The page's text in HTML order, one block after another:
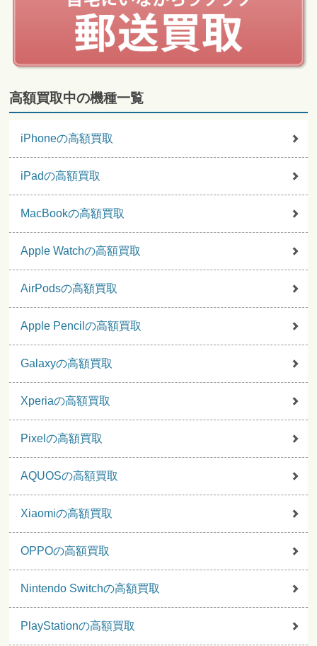
高額買取中の機種一覧
iPhoneの高額買取
iPadの高額買取
MacBookの高額買取
Apple Watchの高額買取
AirPodsの高額買取
Apple Pencilの高額買取
Galaxyの高額買取
Xperiaの高額買取
Pixelの高額買取
AQUOSの高額買取
Xiaomiの高額買取
OPPOの高額買取
Nintendo Switchの高額買取
PlayStationの高額買取